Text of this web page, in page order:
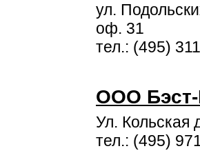
ул.
оф. 31
тел.: (495)
ООО
Ул. Кольская
тел.: (495)